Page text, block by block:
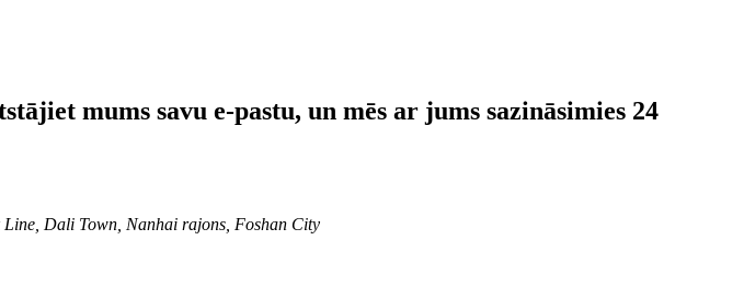
mums savu e-pastu, un mēs ar jums sazināsimies 24
Dali Town, Nanhai rajons, Foshan City